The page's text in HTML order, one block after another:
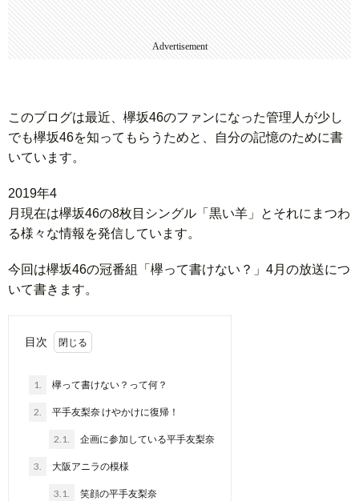
Advertisement
このブログは最近、欅坂46のファンになった管理人が少し
でも欅坂46を知ってもらうためと、自分の記憶のために書
いています。
20 1 9 年 4
月 現 在 は 欅 坂 4 6 の 8 枚 目 シ ン グ ル 「 黒 い 羊 」 と そ れ に ま つ わ
る 様 々 な 情 報 を 発 信 し て い ま す 。
今回は欅坂46の冠番組「欅って書けない？」4月の放送につ
いて書きます。
目次
1. 欅って書けない？って何？
2. 平手友梨奈 けやかけに復帰！
2.1. 企画に参加している平手友梨奈
3. 大阪アニラの模様
3.1. 笑顔の平手友梨奈